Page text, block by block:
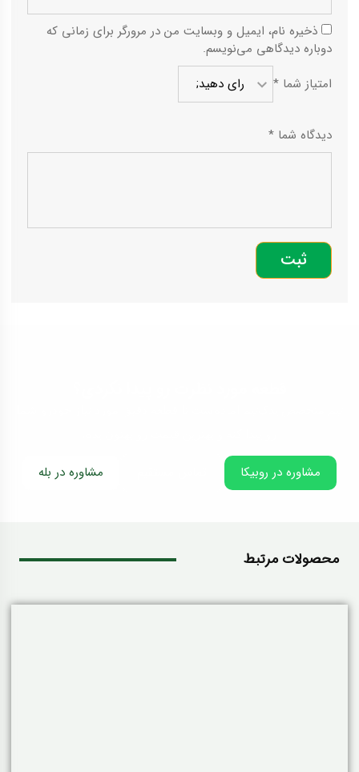
ذخیره نام، ایمیل و وبسایت من در مرورگر برای زمانی که
دوباره دیدگاهی می‌نویسم.
امتیاز شما *
دیدگاه شما *
مشاوره در روبیکا مشاوره در بله
محصولات مرتبط